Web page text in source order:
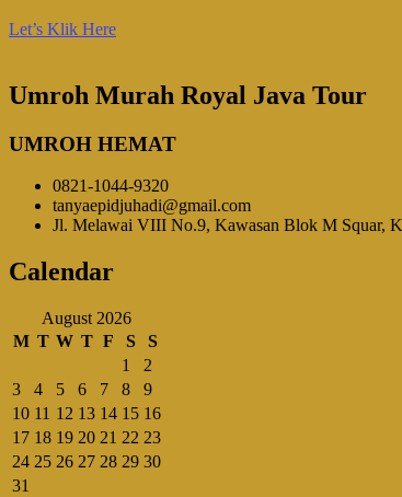
Let’s Klik Here
Umroh Murah Royal Java Tour
UMROH HEMAT
0821-1044-9320
tanyaepidjuhadi@gmail.com
Jl. Melawai VIII No.9, Kawasan Blok M Squar,
Calendar
August 2026
M T W T F S
S
1
2
3
4 5 6 7 8
9
10 11 12 13 14 15 16
17 18 19 20 21 22 23
24 25 26 27 28 29 30
31